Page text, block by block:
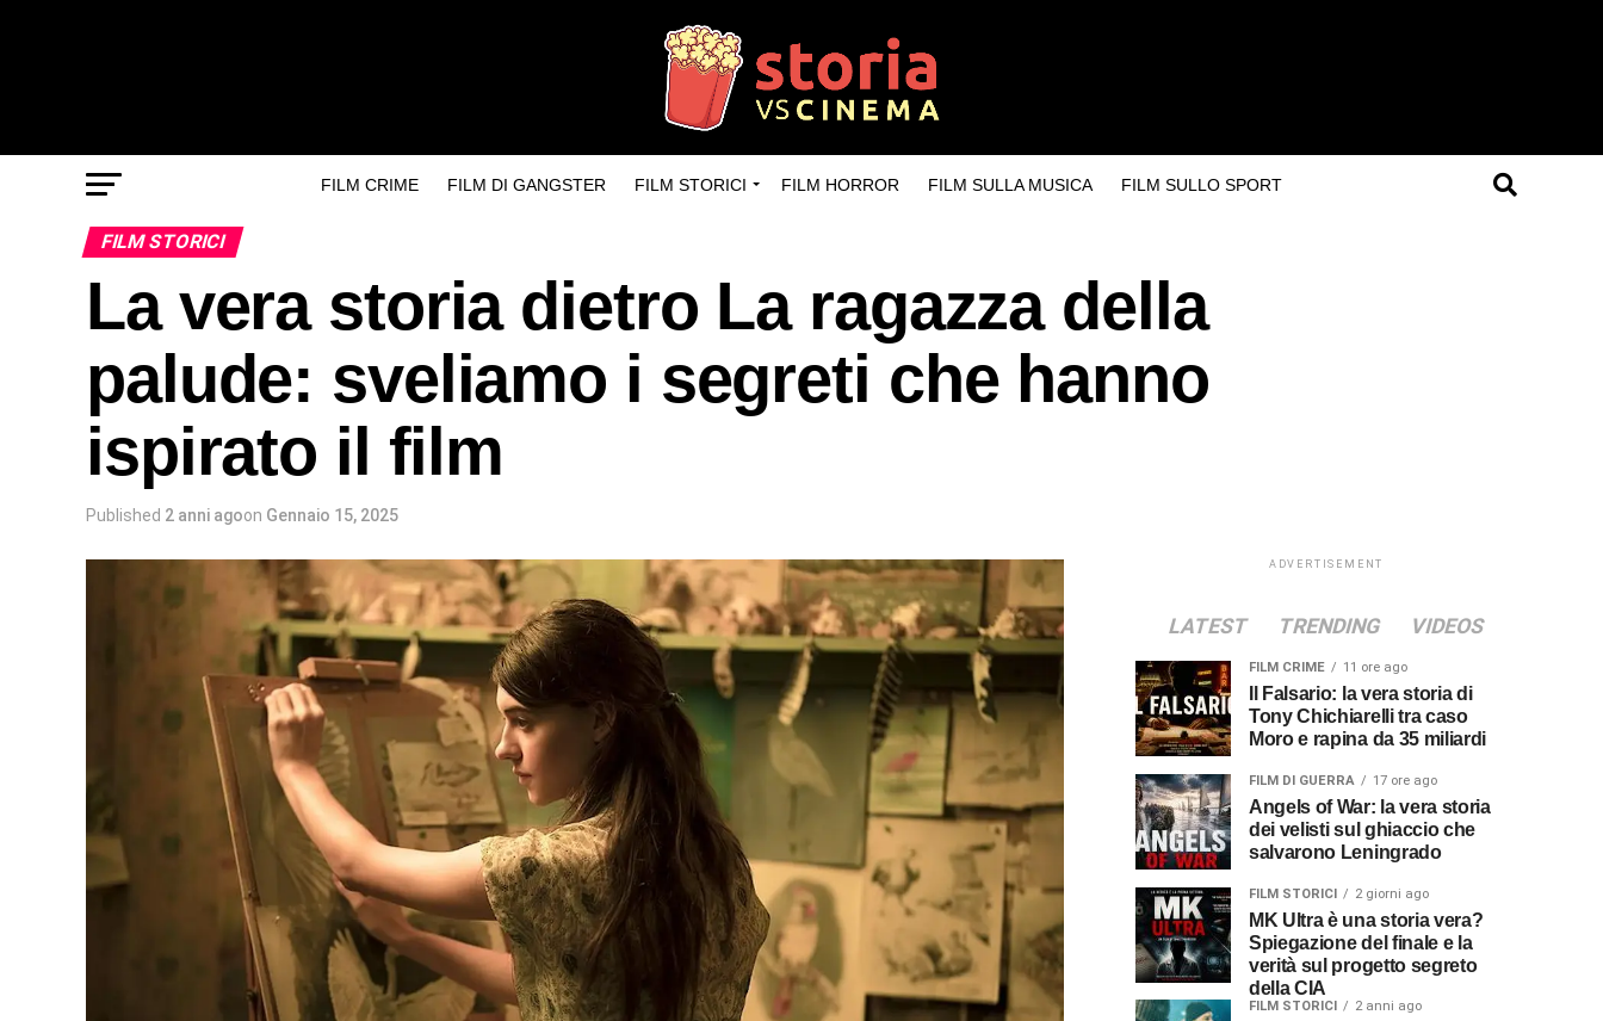
FILM CRIME FILM DI GANGSTER FILM STORICI FILM HORROR FILM SULLA MUSICA FILM SULLO SPORT
FILM STORICI
La vera storia dietro La ragazza della
palude: sveliamo i segreti che hanno
ispirato il film
Published 2 anni agoon Gennaio 15, 2025
ADVERTISEMENT
LATEST TRENDING VIDEOS
FILM CRIME 11 ore ago
Tony Chichiarelli tra caso
Moro e rapina da 35 miliardi
FILM DI GUERRA 17 ore ago
Angels of War: la vera storia
dei velisti sul ghiaccio che
salvarono Leningrado
FILM STORICI 2 giorni ago
MK Ultra è una storia vera?
Spiegazione del finale e la
verità sul progetto segreto
della CIA
FILM STORICI 2 anni ago